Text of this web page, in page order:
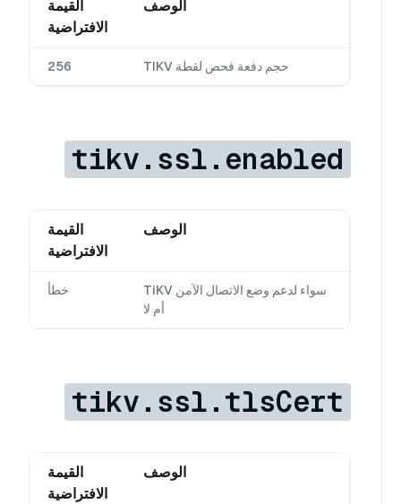
الوصف
القيمة
الافتراضية
حجم دفعة فحص لقطة TIKV 256
tikv.ssl.enabled
الوصف
القيمة
الافتراضية
سواء لدعم وضع الاتصال الآمن TiKV
أم لا
خطأ
tikv.ssl.tlsCert
الوصف
القيمة
الافتراضية